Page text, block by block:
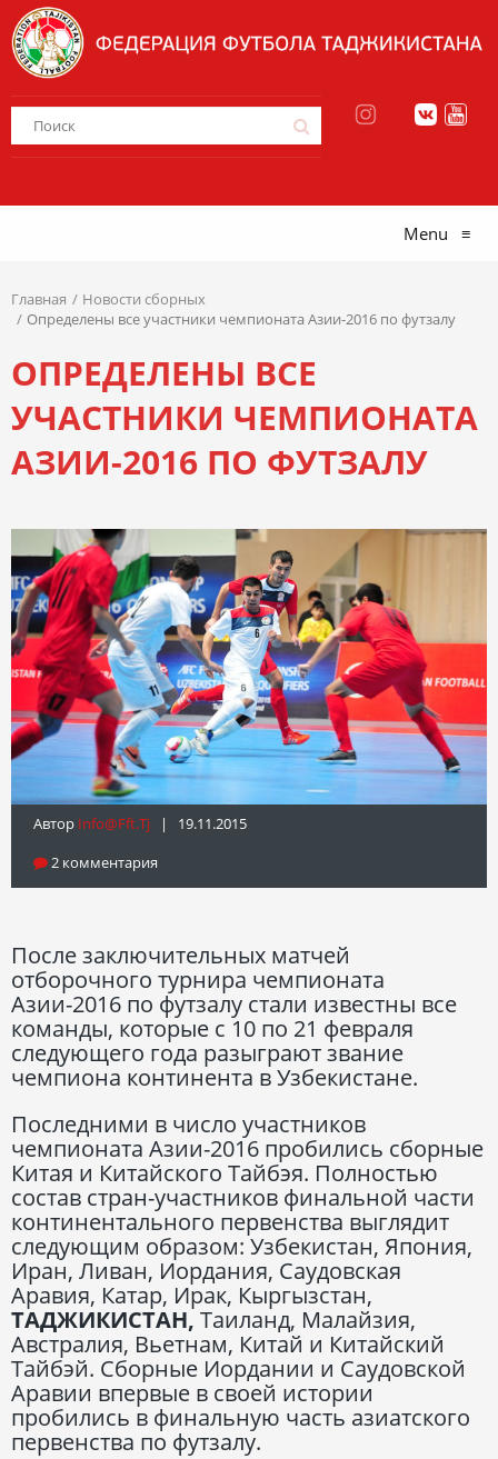
Menu ≡
Главная
Новости сборных
Определены все участники чемпионата Азии-2016 по футзалу
ОПРЕДЕЛЕНЫ ВСЕ
УЧАСТНИКИ ЧЕМПИОНАТА
АЗИИ-2016 ПО ФУТЗАЛУ
Автор Info@fft.tj | 19.11.2015
2 комментария
После заключительных матчей
отборочного турнира чемпионата
Азии-2016 по футзалу стали известны все
команды, которые с 10 по 21 февраля
следующего года разыграют звание
чемпиона континента в Узбекистане.
Последними в число участников
чемпионата Азии-2016 пробились сборные
Китая и Китайского Тайбэя. Полностью
состав стран-участников финальной части
континентального первенства выглядит
следующим образом: Узбекистан, Япония,
Иран, Ливан, Иордания, Саудовская
Аравия, Катар, Ирак, Кыргызстан,
ТАДЖИКИСТАН, Таиланд, Малайзия,
Австралия, Вьетнам, Китай и Китайский
Тайбэй. Сборные Иордании и Саудовской
Аравии впервые в своей истории
пробились в финальную часть азиатского
первенства по футзалу.